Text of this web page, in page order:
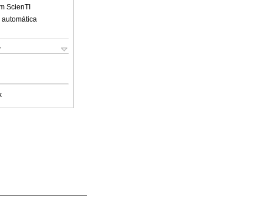
ScienTI